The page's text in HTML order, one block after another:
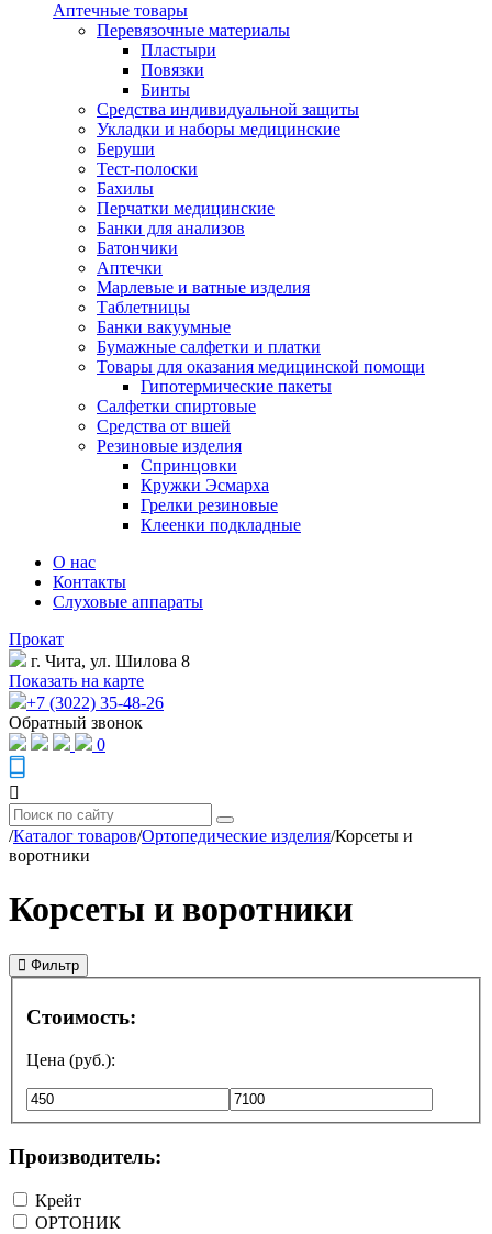
Аптечные товары
Перевязочные материалы
Пластыри
Повязки
Бинты
Средства индивидуальной защиты
Укладки и наборы медицинские
Беруши
Тест-полоски
Бахилы
Перчатки медицинские
Банки для анализов
Батончики
Аптечки
Марлевые и ватные изделия
Таблетницы
Банки вакуумные
Бумажные салфетки и платки
Товары для оказания медицинской помощи
Гипотермические пакеты
Салфетки спиртовые
Средства от вшей
Резиновые изделия
Спринцовки
Кружки Эсмарха
Грелки резиновые
Клеенки подкладные
О нас
Контакты
Слуховые аппараты
Прокат
г. Чита, ул. Шилова 8
Показать на карте
+7 (3022) 35-48-26
Обратный звонок
0
/Каталог товаров/Ортопедические изделия/Корсеты и
воротники
Корсеты и воротники
Фильтр
Стоимость:
Цена (руб.):
Производитель:
Крейт
ОРТОНИК